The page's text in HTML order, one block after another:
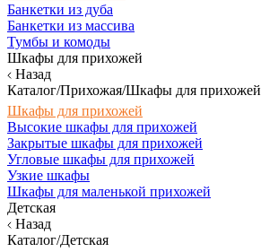
Банкетки из дуба
Банкетки из массива
Тумбы и комоды
Шкафы для прихожей
Назад
Каталог/Прихожая/Шкафы для прихожей
Шкафы для прихожей
Высокие шкафы для прихожей
Закрытые шкафы для прихожей
Угловые шкафы для прихожей
Узкие шкафы
Шкафы для маленькой прихожей
Детская
Назад
Каталог/Детская